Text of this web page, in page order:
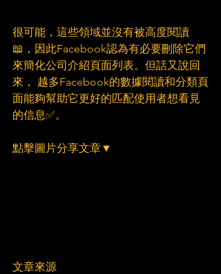
很可能，這些領域並沒有被高度閱讀
📖，因此Facebook認為有必要刪除它們
來簡化公司介紹頁面列表。但話又說回
來， 越多Facebook的數據閱讀和分類頁
面能夠幫助它更好的匹配使用者想看見
的信息✅。
點擊圖片分享文章▼
文章來源